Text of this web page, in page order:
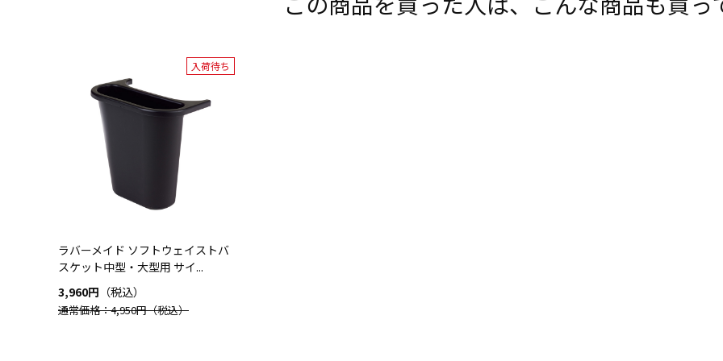
入荷待ち
ラバーメイド ソフトウェイストバ
スケット中型・大型用 サイ...
3,960円 （税込）
通常価格：4,950円（税込）